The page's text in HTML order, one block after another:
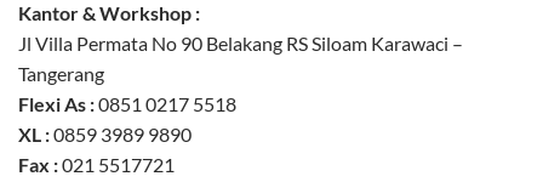
Kantor & Workshop :
Jl Villa Permata No 90 Belakang RS Siloam Karawaci –
Tangerang
Flexi As :0851 0217 5518
XL :0859 3989 9890
Fax :021 5517721